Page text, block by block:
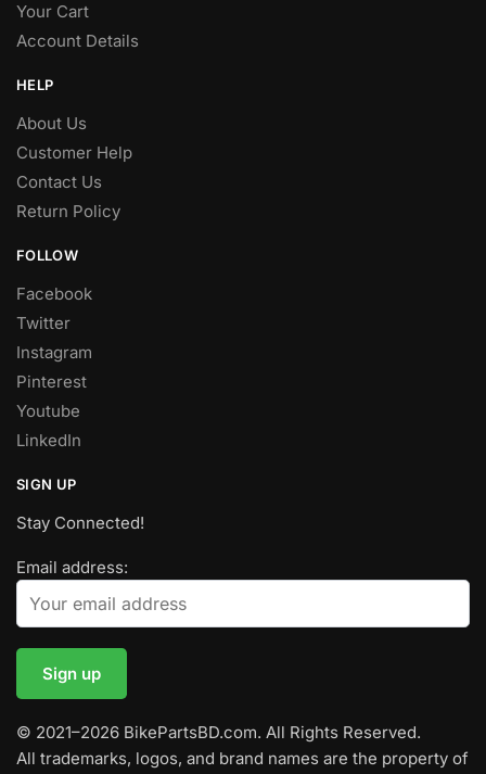
Your Cart
Account Details
HELP
About Us
Customer Help
Contact Us
Return Policy
FOLLOW
Facebook
Twitter
Instagram
Pinterest
Youtube
LinkedIn
SIGN UP
Stay Connected!
Email address:
© 2021–2026 BikePartsBD.com. All Rights Reserved.
All trademarks, logos, and brand names are the property of